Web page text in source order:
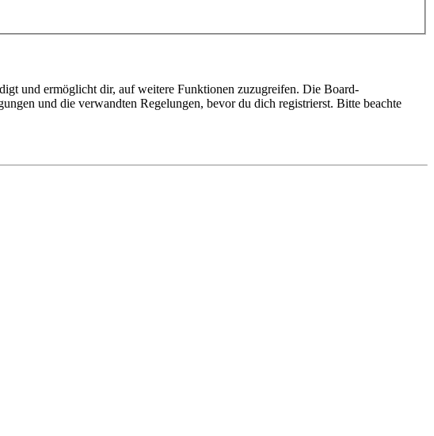
und ermöglicht dir, auf weitere Funktionen zuzugreifen. Die Board-
und die verwandten Regelungen, bevor du dich registrierst. Bitte beachte